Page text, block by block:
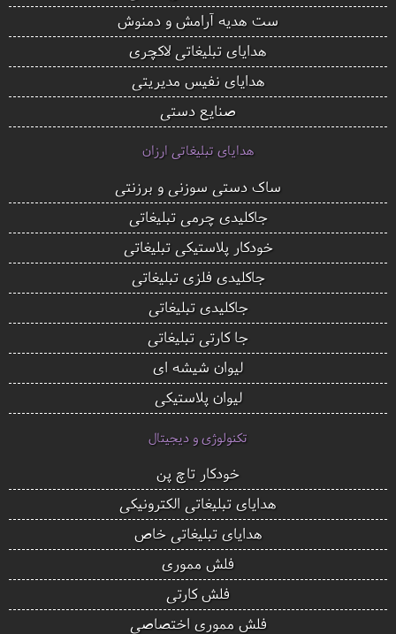
ست هدیه آرامش و دمنوش
هدایای تبلیغاتی لاکچری
هدایای نفیس مدیریتی
صنایع دستی
هدایای تبلیغاتی ارزان
ساک دستی سوزنی و برزنتی
جاکلیدی چرمی تبلیغاتی
خودکار پلاستیکی تبلیغاتی
جاکلیدی فلزی تبلیغاتی
جاکلیدی تبلیغاتی
جا کارتی تبلیغاتی
لیوان شیشه ای
لیوان پلاستیکی
تکنولوژی و دیجیتال
خودکار تاچ پن
هدایای تبلیغاتی الکترونیکی
هدایای تبلیغاتی خاص
فلش مموری
فلش کارتی
فلش مموری اختصاصی